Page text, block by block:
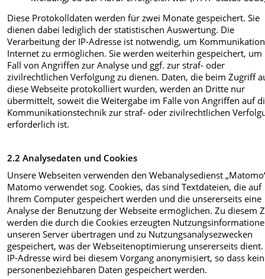
Diese Protokolldaten werden für zwei Monate gespeichert. Sie
dienen dabei lediglich der statistischen Auswertung. Die
Verarbeitung der IP-Adresse ist notwendig, um
Internet zu ermöglichen. Sie werden weiterhin gespeichert,
Fall von Angriffen zur Analyse und ggf. zur straf- oder
zivilrechtlichen Verfolgung zu dienen. Daten, die beim Zugriff
diese Webseite protokolliert wurden, werden an Dritte nur
übermittelt, soweit die Weitergabe im Falle von Angriffen auf
Kommunikationstechnik zur straf- oder zivilrechtlichen
erforderlich ist.
2.2 Analysedaten und Cookies
Unsere Webseiten verwenden den Webanalysedienst
Matomo verwendet sog. Cookies, das sind Textdateien, die auf
Ihrem Computer gespeichert werden und die unsererseits eine
Analyse der Benutzung der Webseite ermöglichen. Zu diesem
werden die durch die Cookies erzeugten
unseren Server übertragen und zu Nutzungsanalysezwecken
gespeichert, was der Webseitenoptimierung unsererseits
IP-Adresse wird bei diesem Vorgang anonymisiert, so dass
personenbeziehbaren Daten gespeichert werden.